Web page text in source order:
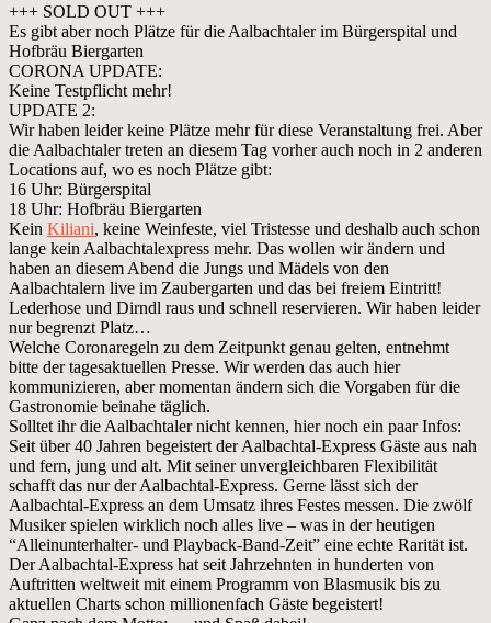
+++ SOLD OUT +++
Es gibt aber noch Plätze für die Aalbachtaler im Bürgerspital und
Hofbräu Biergarten
CORONA UPDATE:
Keine Testpflicht mehr!
UPDATE 2:
Wir haben leider keine Plätze mehr für diese Veranstaltung frei. Aber
die Aalbachtaler treten an diesem Tag vorher auch noch in 2 anderen
Locations auf, wo es noch Plätze gibt:
16 Uhr: Bürgerspital
18 Uhr: Hofbräu Biergarten
Kein Kiliani, keine Weinfeste, viel Tristesse und deshalb auch schon
lange kein Aalbachtalexpress mehr. Das wollen wir ändern und
haben an diesem Abend die Jungs und Mädels von den
Aalbachtalern live im Zaubergarten und das bei freiem Eintritt!
Lederhose und Dirndl raus und schnell reservieren. Wir haben leider
nur begrenzt Platz…
Welche Coronaregeln zu dem Zeitpunkt genau gelten, entnehmt
bitte der tagesaktuellen Presse. Wir werden das auch hier
kommunizieren, aber momentan ändern sich die Vorgaben für die
Gastronomie beinahe täglich.
Solltet ihr die Aalbachtaler nicht kennen, hier noch ein paar Infos:
Seit über 40 Jahren begeistert der Aalbachtal-Express Gäste aus nah
und fern, jung und alt. Mit seiner unvergleichbaren Flexibilität
schafft das nur der Aalbachtal-Express. Gerne lässt sich der
Aalbachtal-Express an dem Umsatz ihres Festes messen. Die zwölf
Musiker spielen wirklich noch alles live – was in der heutigen
“Alleinunterhalter- und Playback-Band-Zeit” eine echte Rarität ist.
Der Aalbachtal-Express hat seit Jahrzehnten in hunderten von
Auftritten weltweit mit einem Programm von Blasmusik bis zu
aktuellen Charts schon millionenfach Gäste begeistert!